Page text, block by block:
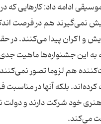
ادامه داد: کارهایی که
نمی‌گیرند هم در فرصت
و اکران پیدا می‌کنند. در
به این جشنواره‌ها ماهیت
هم لزوما تصور
بلکه آنها در مناسبت
خود شرکت دارند و دولت